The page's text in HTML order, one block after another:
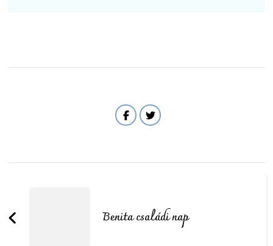
Post
Navigation Benita családi nap